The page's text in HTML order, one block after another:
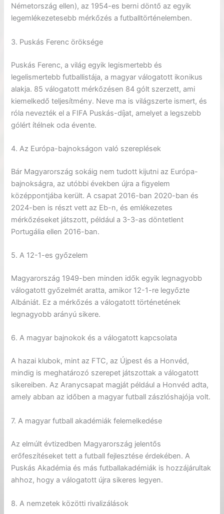
Németország ellen), az 1954-es berni döntő az egyik
legemlékezetesebb mérkőzés a futballtörténelemben.
3. Puskás Ferenc öröksége
Puskás Ferenc, a világ egyik legismertebb és
legelismertebb futballistája, a magyar válogatott ikonikus
alakja. 85 válogatott mérkőzésen 84 gólt szerzett, ami
kiemelkedő teljesítmény. Neve ma is világszerte ismert, és
róla nevezték el a FIFA Puskás-díjat, amelyet a legszebb
gólért ítélnek oda évente.
4. Az Európa-bajnokságon való szereplések
Bár Magyarország sokáig nem tudott kijutni az Európa-
bajnokságra, az utóbbi években újra a figyelem
középpontjába került. A csapat 2016-ban 2020-ban és
2024-ben is részt vett az Eb-n, és emlékezetes
mérkőzéseket játszott, például a 3-3-as döntetlent
Portugália ellen 2016-ban.
5. A 12-1-es győzelem
Magyarország 1949-ben minden idők egyik legnagyobb
válogatott győzelmét aratta, amikor 12-1-re legyőzte
Albániát. Ez a mérkőzés a válogatott történetének
legnagyobb arányú sikere.
6. A magyar bajnokok és a válogatott kapcsolata
A hazai klubok, mint az FTC, az Újpest és a Honvéd,
mindig is meghatározó szerepet játszottak a válogatott
sikereiben. Az Aranycsapat magját például a Honvéd adta,
amely abban az időben a magyar futball zászlóshajója volt.
7. A magyar futball akadémiák felemelkedése
Az elmúlt évtizedben Magyarország jelentős
erőfeszítéseket tett a futball fejlesztése érdekében. A
Puskás Akadémia és más futballakadémiák is hozzájárultak
ahhoz, hogy a válogatott újra sikeres legyen.
8. A nemzetek közötti rivalizálások